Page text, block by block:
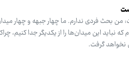
بحث فردی ندارم. ما چهار جبهه و چهار
که نباید این میدان‌ها را از یکدیگر جدا کنیم،
نخواهد گرفت.